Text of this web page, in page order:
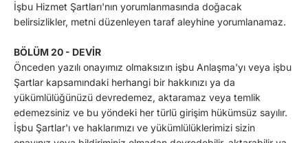
İşbu Hizmet Şartları'nın yorumlanmasında doğacak
belirsizlikler, metni düzenleyen taraf aleyhine yorumlanamaz.
BÖLÜM 20 - DEVİR
Önceden yazılı onayımız olmaksızın işbu Anlaşma'yı veya işbu
Şartlar kapsamındaki herhangi bir hakkınızı ya da
yükümlülüğünüzü devredemez, aktaramaz veya temlik
edemezsiniz ve bu yöndeki her türlü girişim hükümsüz sayılır.
İşbu Şartlar'ı ve haklarımızı ve yükümlülüklerimizi sizin